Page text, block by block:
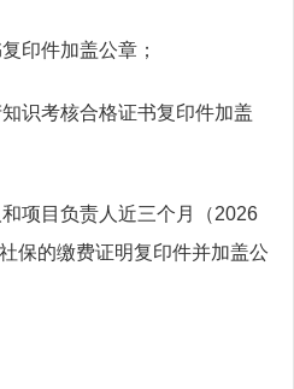
印件加盖公章；
识考核合格证书复印件加盖
项目负责人近三个月（2026
保的缴费证明复印件并加盖公